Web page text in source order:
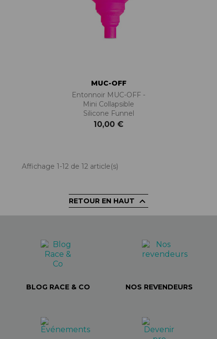
MUC-OFF
Entonnoir MUC-OFF -
Mini Collapsible
Silicone Funnel
10,00 €
Affichage 1-12 de 12 article(s)
RETOUR EN HAUT 
BLOG RACE & CO NOS REVENDEURS